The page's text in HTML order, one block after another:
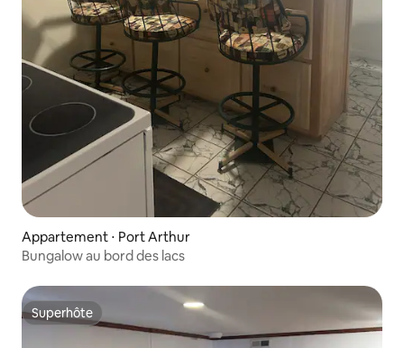
Appartement ⋅ Port Arthur
Bungalow au bord des lacs
Superhôte
Superhôte